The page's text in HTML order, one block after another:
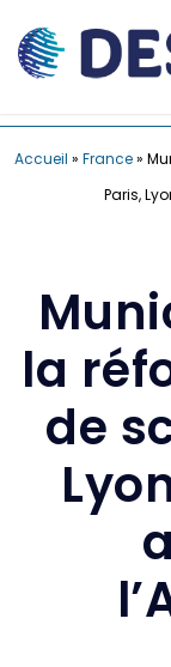
Accueil » France»
Paris,
la
de